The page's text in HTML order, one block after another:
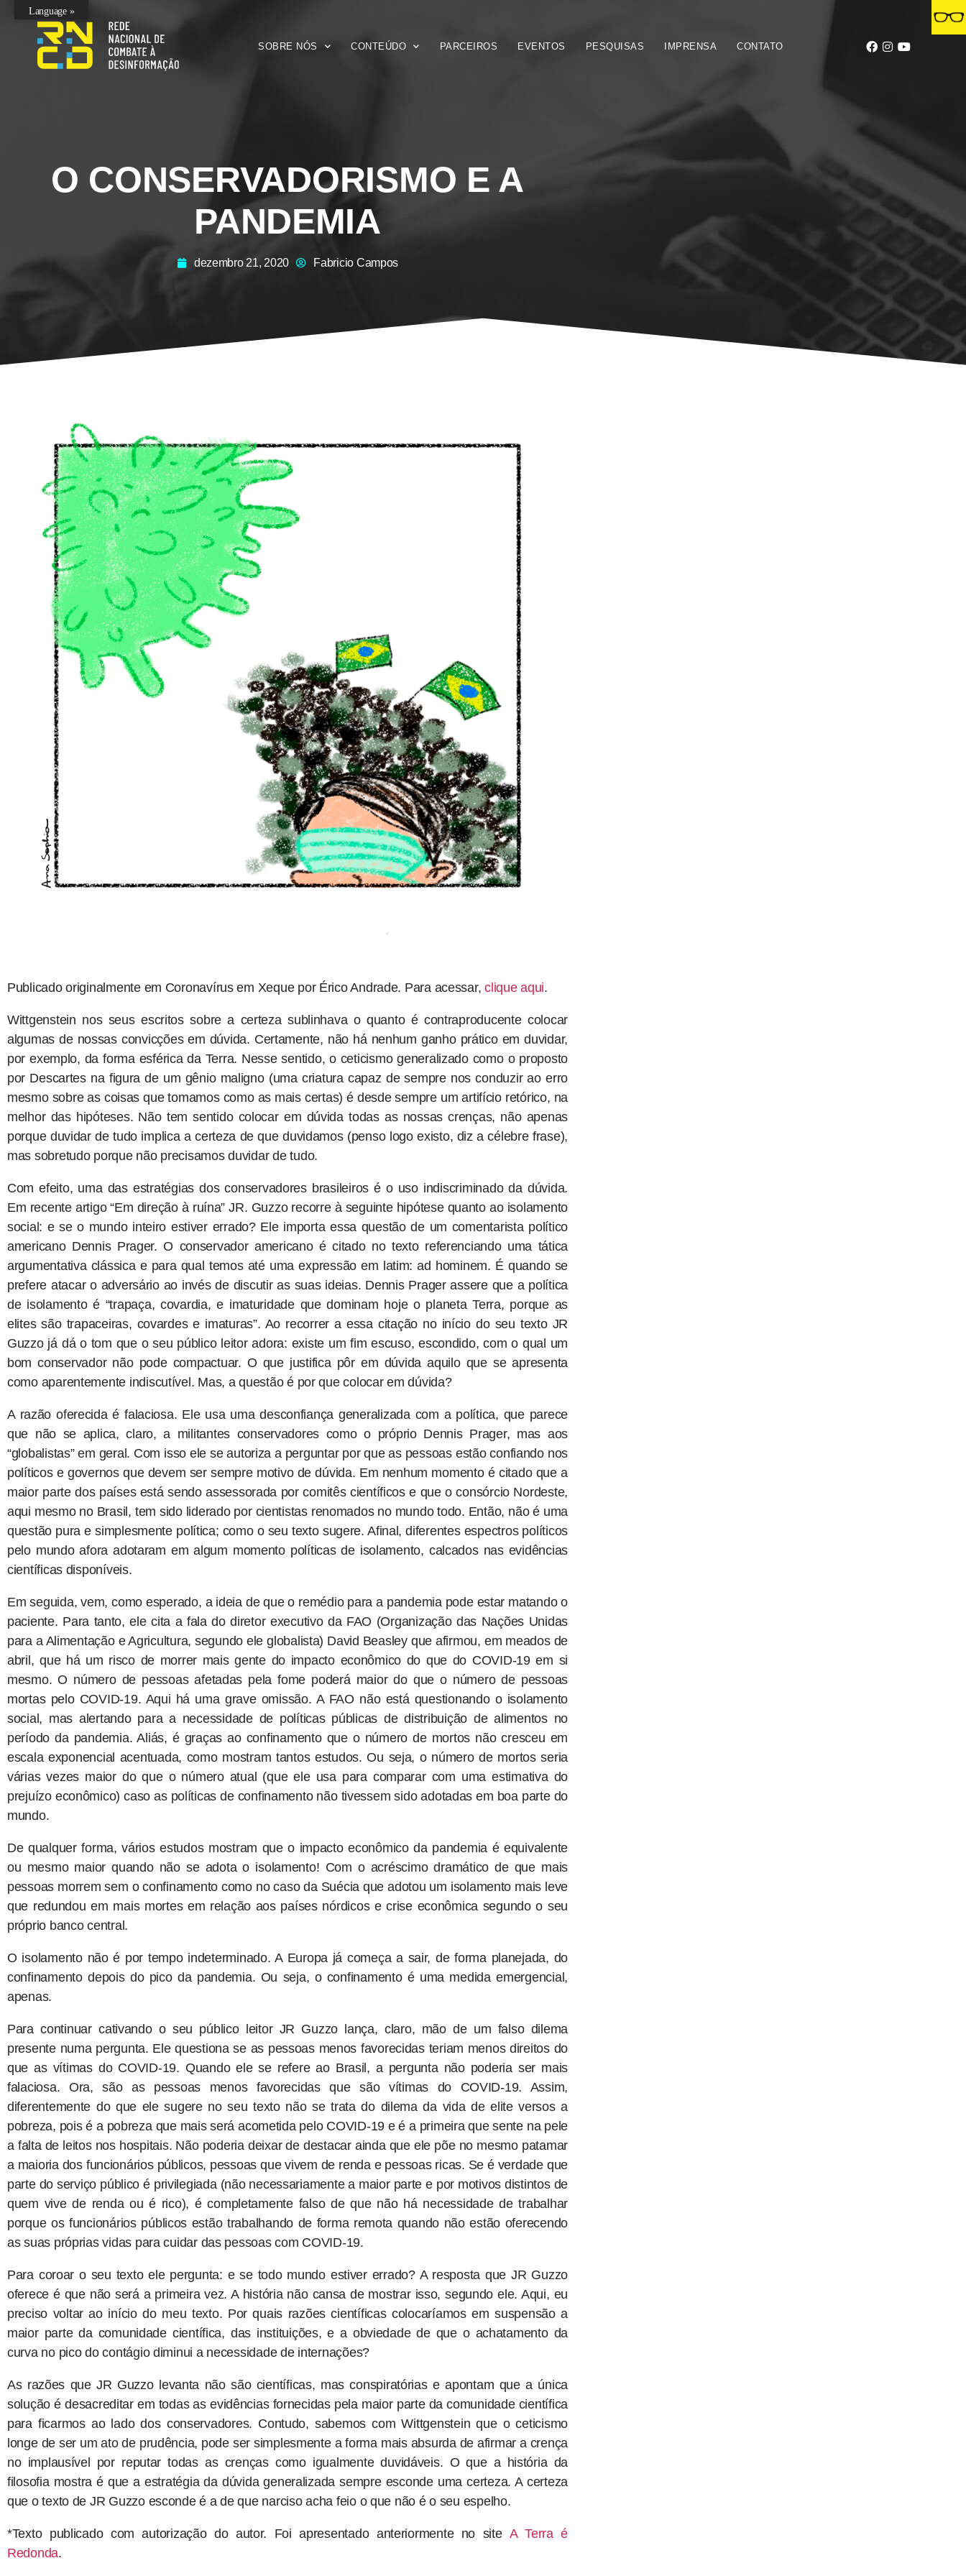
SOBRE NÓS CONTEÚDO PARCEIROS EVENTOS PESQUISAS IMPRENSA CONTATO
O CONSERVADORISMO E A
PANDEMIA
dezembro 21, 2020 Fabricio Campos
Publicado originalmente em Coronavírus em Xeque por Érico Andrade. Para acessar,clique aqui.
Wittgenstein nos seus escritos sobre a certeza sublinhava o quanto é contraproducente colocar
algumas de nossas convicções em dúvida. Certamente, não há nenhum ganho prático em duvidar,
por exemplo, da forma esférica da Terra. Nesse sentido, o ceticismo generalizado como o proposto
por Descartes na figura de um gênio maligno (uma criatura capaz de sempre nos conduzir ao erro
mesmo sobre as coisas que tomamos como as mais certas) é desde sempre um artifício retórico, na
melhor das hipóteses. Não tem sentido colocar em dúvida todas as nossas crenças, não apenas
porque duvidar de tudo implica a certeza de que duvidamos (penso logo existo, diz a célebre frase),
mas sobretudo porque não precisamos duvidar de tudo.
Com efeito, uma das estratégias dos conservadores brasileiros é o uso indiscriminado da dúvida.
Em recente artigo “Em direção à ruína” JR. Guzzo recorre à seguinte hipótese quanto ao isolamento
social: e se o mundo inteiro estiver errado? Ele importa essa questão de um comentarista político
americano Dennis Prager. O conservador americano é citado no texto referenciando uma tática
argumentativa clássica e para qual temos até uma expressão em latim: ad hominem. É quando se
prefere atacar o adversário ao invés de discutir as suas ideias. Dennis Prager assere que a política
de isolamento é “trapaça, covardia, e imaturidade que dominam hoje o planeta Terra, porque as
elites são trapaceiras, covardes e imaturas”. Ao recorrer a essa citação no início do seu texto JR
Guzzo já dá o tom que o seu público leitor adora: existe um fim escuso, escondido, com o qual um
bom conservador não pode compactuar. O que justifica pôr em dúvida aquilo que se apresenta
como aparentemente indiscutível. Mas, a questão é por que colocar em dúvida?
A razão oferecida é falaciosa. Ele usa uma desconfiança generalizada com a política, que parece
que não se aplica, claro, a militantes conservadores como o próprio Dennis Prager, mas aos
“globalistas” em geral. Com isso ele se autoriza a perguntar por que as pessoas estão confiando nos
políticos e governos que devem ser sempre motivo de dúvida. Em nenhum momento é citado que a
maior parte dos países está sendo assessorada por comitês científicos e que o consórcio Nordeste,
aqui mesmo no Brasil, tem sido liderado por cientistas renomados no mundo todo. Então, não é uma
questão pura e simplesmente política; como o seu texto sugere. Afinal, diferentes espectros políticos
pelo mundo afora adotaram em algum momento políticas de isolamento, calcados nas evidências
científicas disponíveis.
Em seguida, vem, como esperado, a ideia de que o remédio para a pandemia pode estar matando o
paciente. Para tanto, ele cita a fala do diretor executivo da FAO (Organização das Nações Unidas
para a Alimentação e Agricultura, segundo ele globalista) David Beasley que afirmou, em meados de
abril, que há um risco de morrer mais gente do impacto econômico do que do COVID-19 em si
mesmo. O número de pessoas afetadas pela fome poderá maior do que o número de pessoas
mortas pelo COVID-19. Aqui há uma grave omissão. A FAO não está questionando o isolamento
social, mas alertando para a necessidade de políticas públicas de distribuição de alimentos no
período da pandemia. Aliás, é graças ao confinamento que o número de mortos não cresceu em
escala exponencial acentuada, como mostram tantos estudos. Ou seja, o número de mortos seria
várias vezes maior do que o número atual (que ele usa para comparar com uma estimativa do
prejuízo econômico) caso as políticas de confinamento não tivessem sido adotadas em boa parte do
mundo.
De qualquer forma, vários estudos mostram que o impacto econômico da pandemia é equivalente
ou mesmo maior quando não se adota o isolamento! Com o acréscimo dramático de que mais
pessoas morrem sem o confinamento como no caso da Suécia que adotou um isolamento mais leve
que redundou em mais mortes em relação aos países nórdicos e crise econômica segundo o seu
próprio banco central.
O isolamento não é por tempo indeterminado. A Europa já começa a sair, de forma planejada, do
confinamento depois do pico da pandemia. Ou seja, o confinamento é uma medida emergencial,
apenas.
Para continuar cativando o seu público leitor JR Guzzo lança, claro, mão de um falso dilema
presente numa pergunta. Ele questiona se as pessoas menos favorecidas teriam menos direitos do
que as vítimas do COVID-19. Quando ele se refere ao Brasil, a pergunta não poderia ser mais
falaciosa. Ora, são as pessoas menos favorecidas que são vítimas do COVID-19. Assim,
diferentemente do que ele sugere no seu texto não se trata do dilema da vida de elite versos a
pobreza, pois é a pobreza que mais será acometida pelo COVID-19 e é a primeira que sente na pele
a falta de leitos nos hospitais. Não poderia deixar de destacar ainda que ele põe no mesmo patamar
a maioria dos funcionários públicos, pessoas que vivem de renda e pessoas ricas. Se é verdade que
parte do serviço público é privilegiada (não necessariamente a maior parte e por motivos distintos de
quem vive de renda ou é rico), é completamente falso de que não há necessidade de trabalhar
porque os funcionários públicos estão trabalhando de forma remota quando não estão oferecendo
as suas próprias vidas para cuidar das pessoas com COVID-19.
Para coroar o seu texto ele pergunta: e se todo mundo estiver errado? A resposta que JR Guzzo
oferece é que não será a primeira vez. A história não cansa de mostrar isso, segundo ele. Aqui, eu
preciso voltar ao início do meu texto. Por quais razões científicas colocaríamos em suspensão a
maior parte da comunidade científica, das instituições, e a obviedade de que o achatamento da
curva no pico do contágio diminui a necessidade de internações?
As razões que JR Guzzo levanta não são científicas, mas conspiratórias e apontam que a única
solução é desacreditar em todas as evidências fornecidas pela maior parte da comunidade científica
para ficarmos ao lado dos conservadores. Contudo, sabemos com Wittgenstein que o ceticismo
longe de ser um ato de prudência, pode ser simplesmente a forma mais absurda de afirmar a crença
no implausível por reputar todas as crenças como igualmente duvidáveis. O que a história da
filosofia mostra é que a estratégia da dúvida generalizada sempre esconde uma certeza. A certeza
que o texto de JR Guzzo esconde é a de que narciso acha feio o que não é o seu espelho.
*Texto publicado com autorização do autor. Foi apresentado anteriormente no site A Terra é
Redonda.
Language »